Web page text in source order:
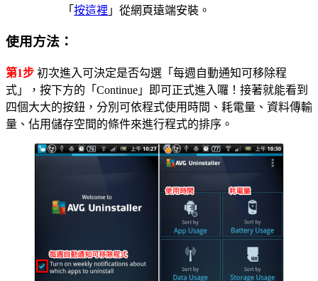
「 按這裡 」從網頁遠端安裝。
使用方法：
第1步 初次進入可決定是否勾選「每週自動通知可移除程
式」，按下方的「Continue」即可正式進入囉！接著就能看到
四個大大的按鈕，分別可依程式使用時間、耗電量、資料傳輸
量、佔用儲存空間的條件來進行程式的排序。